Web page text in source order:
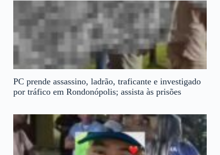
PC prende assassino, ladrão, traficante e investigado
por tráfico em Rondonópolis; assista às prisões